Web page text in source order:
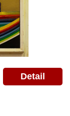
Detail